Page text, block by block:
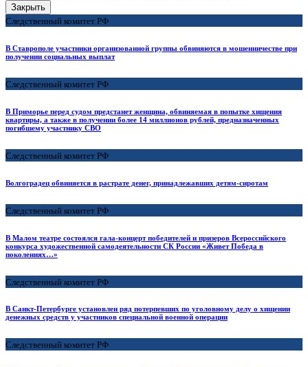
Закрыть
Следственный комитет РФ
В Ставрополе участники организованной группы обвиняются в мошенничестве при
получении социальных выплат
Следственный комитет РФ
В Приморье перед судом предстанет женщина, обвиняемая в попытке хищения
квартиры, а также в получении более 14 миллионов рублей, предназначенных
погибшему участнику СВО
Следственный комитет РФ
Волгоградец обвиняется в растрате денег, принадлежавших детям-сиротам
Следственный комитет РФ
В Малом театре состоялся гала-концерт победителей и призеров Всероссийского
конкурса художественной самодеятельности СК России «Живет Победа в
поколениях…»
Следственный комитет РФ
В Санкт-Петербурге установлен ряд потерпевших по уголовному делу о хищении
денежных средств у участников специальной военной операции
Следственный комитет РФ